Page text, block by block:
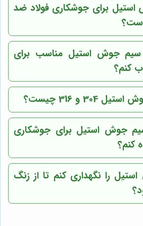
برای جوشکاری فولاد ضد
سیم جوش استیل مناسب برای
کنم؟
و 316 چیست؟
جوش استیل برای جوشکاری
کنم؟
را نگهداری کنم تا از زنگ